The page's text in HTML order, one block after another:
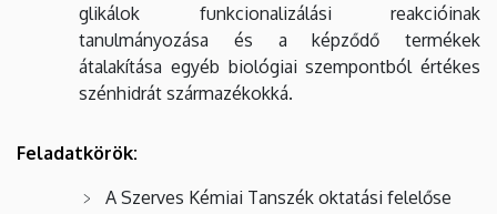
glikálok funkcionalizálási reakcióinak
tanulmányozása és a képződő termékek
átalakítása egyéb biológiai szempontból értékes
szénhidrát származékokká.
Feladatkörök:
A Szerves Kémiai Tanszék oktatási felelőse